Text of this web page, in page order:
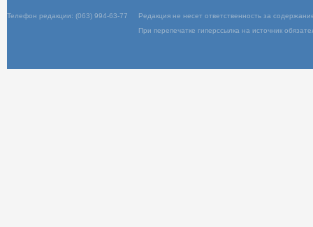
Телефон редакции: (063) 994-63-77
При